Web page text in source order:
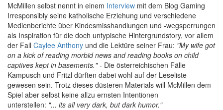
McMillen selbst nennt in einem Interview mit dem Blog Gaming
Irresponsibly seine katholische Erziehung und verschiedene
Medienberichte über Kindesmisshandlungen und -wegsperrungen
als Inspiration für die doch untypische Hintergrundstory, vor allem
der Fall Caylee Anthony und die Lektüre seiner Frau: "My wife got
on a kick of reading morbid news and reading books on child
captives kept in basements."- Die österreichischen Fälle
Kampusch und Fritzl dürften dabei wohl auf der Leseliste
gewesen sein. Trotz dieses düsteren Materials will McMillen dem
Spiel aber selbst keine allzu ernsten Intentionen
unterstellen: "... its all very dark, but dark humor."